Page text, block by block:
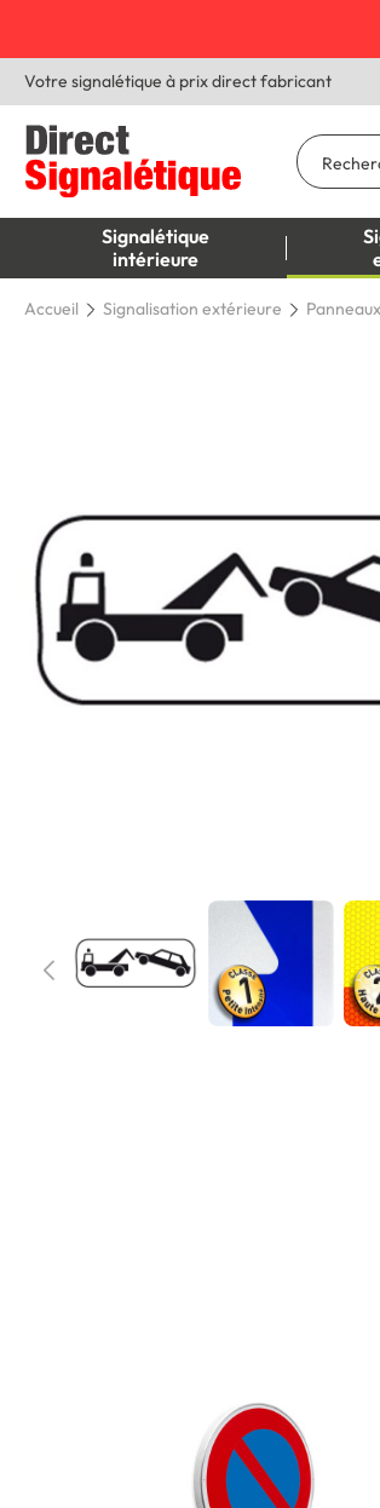
Votre signalétique à prix direct fabricant
Signalétique
intérieure
Accueil Signalisation extérieure